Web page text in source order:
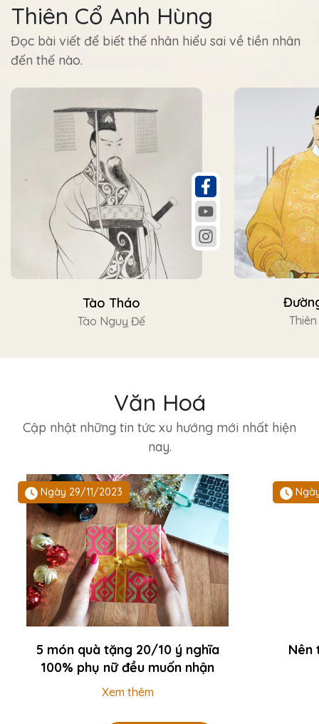
Thiên Cổ Anh Hùng
Đọc bài viết để biết thế nhân hiểu sai về tiền nhân
đến thế nào.
Tào Tháo
Tào Nguỵ Đế
Văn Hoá
Cập nhật những tin tức xu hướng mới nhất hiện
nay.
5 món quà tặng 20/10 ý nghĩa
100% phụ nữ đều muốn nhận
Xem thêm
Ngày 29/11/2023
Nên